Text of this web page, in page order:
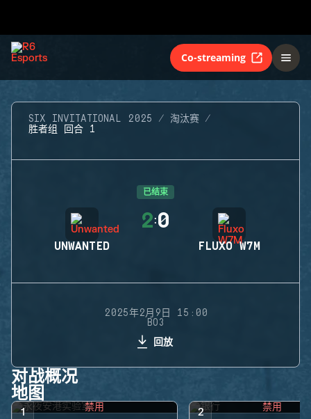
Co-streaming
SIX INVITATIONAL 2025
淘汰赛
胜者组 回合 1
已结束
UNWANTED
2:0
FLUXO W7M
2025年2月9日 15:00
BO3
回放
对战概况
地图
1 禁用 2 禁用